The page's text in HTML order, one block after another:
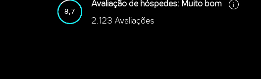
8,7
Avaliação de hóspedes: Muito bom
2.123 Avaliações